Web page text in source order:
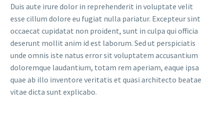
Duis aute irure dolor in reprehenderit in voluptate velit
esse cillum dolore eu fugiat nulla pariatur. Excepteur sint
occaecat cupidatat non proident, sunt in culpa qui officia
deserunt mollit anim id est laborum. Sed ut perspiciatis
unde omnis iste natus error sit voluptatem accusantium
doloremque laudantium, totam rem aperiam, eaque ipsa
quae ab illo inventore veritatis et quasi architecto beatae
vitae dicta sunt explicabo.